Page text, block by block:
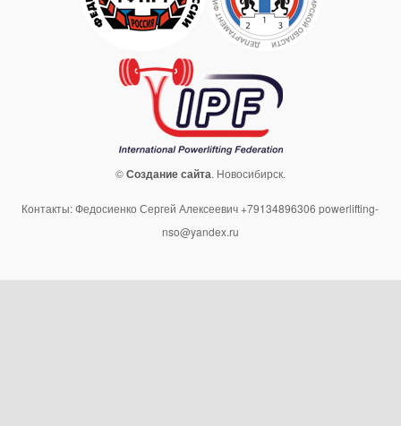
©Создание сайта. Новосибирск.
Контакты: Федосиенко Сергей Алексеевич +79134896306 powerlifting-
nso@yandex.ru